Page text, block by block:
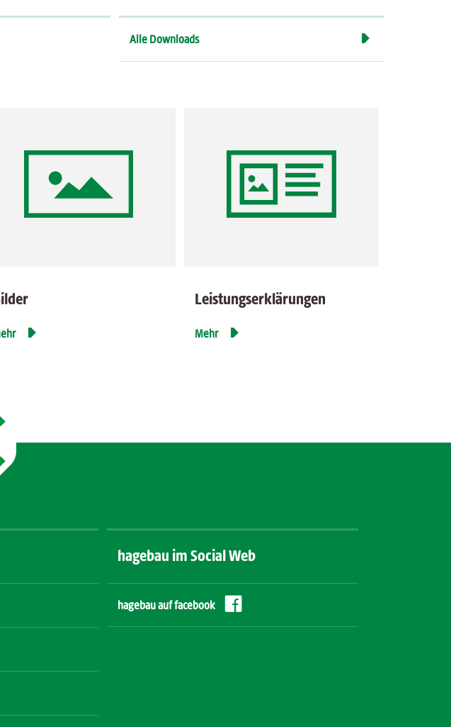
Alle Downloads 

Leistungserklärungen
Mehr 
hagebau im Social Web
hagebau auf facebook 